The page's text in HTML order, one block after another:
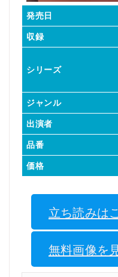
発売日
収録
シリーズ
ジャンル
出演者
品番
価格
立ち読みは
無料画像を